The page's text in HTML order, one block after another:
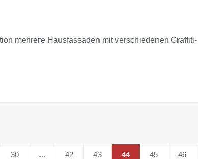
mehrere Hausfassaden mit verschiedenen Graffiti-
30 ... 42 43 44 45 46